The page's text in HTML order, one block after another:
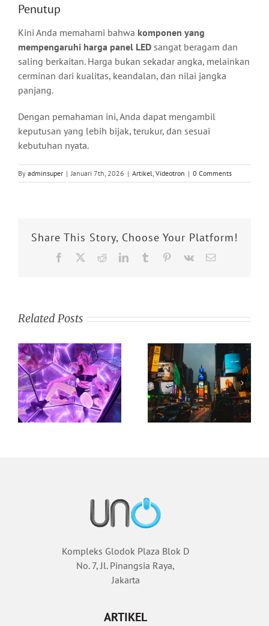
Penutup
Kini Anda memahami bahwa komponen yang
mempengaruhi harga panel LED sangat beragam dan
saling berkaitan. Harga bukan sekadar angka, melainkan
cerminan dari kualitas, keandalan, dan nilai jangka
panjang.
Dengan pemahaman ini, Anda dapat mengambil
keputusan yang lebih bijak, terukur, dan sesuai
kebutuhan nyata.
By adminsuper | Januari 7th, 2026 | Artikel, Videotron | 0 Comments
Share This Story, Choose Your Platform!
Facebook RedditLinkedInTumblr Pinterest
Vk Email
Related Posts
Kompleks Glodok Plaza Blok D
No. 7, Jl. Pinangsia Raya,
Jakarta
ARTIKEL